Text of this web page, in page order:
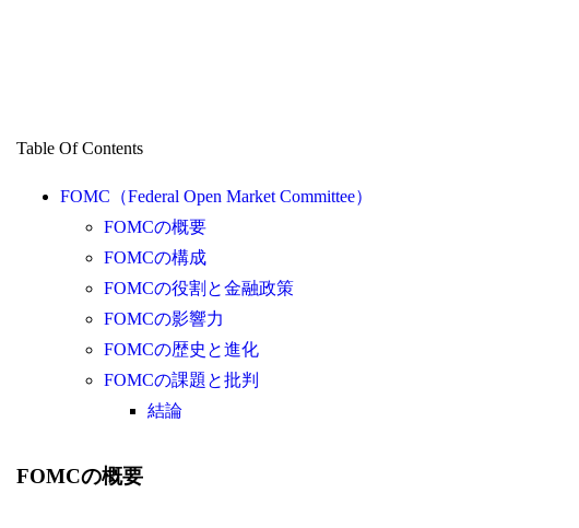
Table Of Contents
FOMC（Federal Open Market Committee）
FOMCの概要
FOMCの構成
FOMCの役割と金融政策
FOMCの影響力
FOMCの歴史と進化
FOMCの課題と批判
結論
FOMCの概要